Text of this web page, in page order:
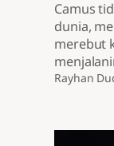
Camus
dunia,
merebut
Rayhan